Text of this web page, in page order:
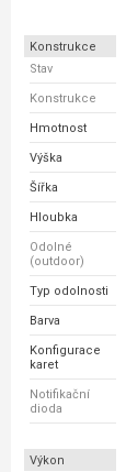
Konstrukce
Stav
Konstrukce
Hmotnost
Výška
Šířka
Hloubka
Odolné
(outdoor)
Typ odolnosti
Barva
Konfigurace
karet
Notifikační
dioda
Výkon